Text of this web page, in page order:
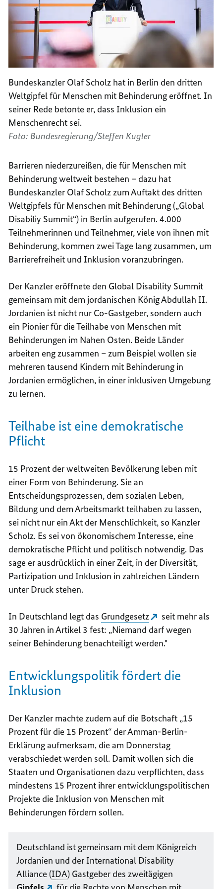
Bundeskanzler Olaf Scholz hat in Berlin den dritten
Weltgipfel für Menschen mit Behinderung eröffnet. In
seiner Rede betonte er, dass Inklusion ein
Menschenrecht sei.
Foto: Bundesregierung/Steffen Kugler
Barrieren niederzureißen, die für Menschen mit
Behinderung weltweit bestehen – dazu hat
Bundeskanzler Olaf Scholz zum Auftakt des dritten
Weltgipfels für Menschen mit Behinderung („Global
Disabiliy Summit“) in Berlin aufgerufen. 4.000
Teilnehmerinnen und Teilnehmer, viele von ihnen mit
Behinderung, kommen zwei Tage lang zusammen, um
Barrierefreiheit und Inklusion voranzubringen.
Der Kanzler eröffnete den Global Disability Summit
gemeinsam mit dem jordanischen König Abdullah II.
Jordanien ist nicht nur Co-Gastgeber, sondern auch
ein Pionier für die Teilhabe von Menschen mit
Behinderungen im Nahen Osten. Beide Länder
arbeiten eng zusammen – zum Beispiel wollen sie
mehreren tausend Kindern mit Behinderung in
Jordanien ermöglichen, in einer inklusiven Umgebung
zu lernen.
Teilhabe ist eine demokratische
Pflicht
15 Prozent der weltweiten Bevölkerung leben mit
einer Form von Behinderung. Sie an
Entscheidungsprozessen, dem sozialen Leben,
Bildung und dem Arbeitsmarkt teilhaben zu lassen,
sei nicht nur ein Akt der Menschlichkeit, so Kanzler
Scholz. Es sei von ökonomischem Interesse, eine
demokratische Pflicht und politisch notwendig. Das
sage er ausdrücklich in einer Zeit, in der Diversität,
Partizipation und Inklusion in zahlreichen Ländern
unter Druck stehen.
In Deutschland legt das Grundgesetz
seit mehr als
30 Jahren in Artikel 3 fest: „Niemand darf wegen
seiner Behinderung benachteiligt werden."
Entwicklungspolitik fördert die
Inklusion
Der Kanzler machte zudem auf die Botschaft „15
Prozent für die 15 Prozent“ der Amman-Berlin-
Erklärung aufmerksam, die am Donnerstag
verabschiedet werden soll. Damit wollen sich die
Staaten und Organisationen dazu verpflichten, dass
mindestens 15 Prozent ihrer entwicklungspolitischen
Projekte die Inklusion von Menschen mit
Behinderungen fördern sollen.
Deutschland ist gemeinsam mit dem Königreich
Jordanien und derInternational Disability
Alliance (IDA) Gastgeber des zweitägigen